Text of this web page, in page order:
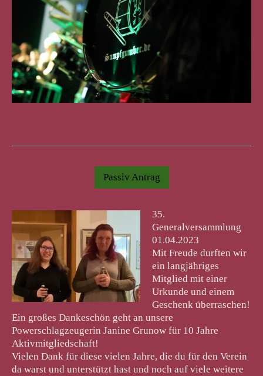
Passiv Antrag
35.
Generalversammlung
01.04.2023
Mit Freude durften wir
ein langjähriges
Mitglied mit einer
Urkunde und einem
Geschenk überraschen!
Ein großes Dankeschön geht an unsere
Powerschlagzeugerin Janine Grunow für 10 Jahre
Aktivmitgliedschaft!
Vielen Dank für diese vielen Jahre, die du für den Verein
da warst und unterstützt hast und noch auf viele weitere